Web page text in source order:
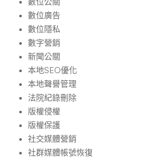
數位廣告
數位隱私
數字營銷
新聞公關
本地SEO優化
本地聲譽管理
法院紀錄刪除
版權侵權
版權保護
社交媒體營銷
社群媒體帳號恢復